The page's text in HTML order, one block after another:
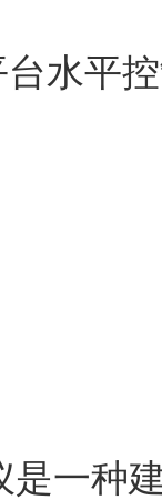
水平
是一种